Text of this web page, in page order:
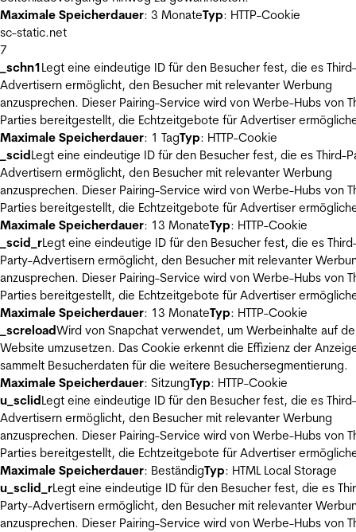
Maximale Speicherdauer: 3 MonateTyp: HTTP-Cookie
sc-static.net
7
_schn1Legt eine eindeutige ID für den Besucher fest, die es
Advertisern ermöglicht, den Besucher mit relevanter Werbung
anzusprechen. Dieser Pairing-Service wird von Werbe-Hubs von
Parties bereitgestellt, die Echtzeitgebote für Advertiser
Maximale Speicherdauer: 1 TagTyp: HTTP-Cookie
_scidLegt eine eindeutige ID für den Besucher fest, die es Third-
Advertisern ermöglicht, den Besucher mit relevanter Werbung
anzusprechen. Dieser Pairing-Service wird von Werbe-Hubs von
Parties bereitgestellt, die Echtzeitgebote für Advertiser
Maximale Speicherdauer: 13 MonateTyp: HTTP-Cookie
_scid_rLegt eine eindeutige ID für den Besucher fest, die es
Party-Advertisern ermöglicht, den Besucher mit relevanter
anzusprechen. Dieser Pairing-Service wird von Werbe-Hubs von
Parties bereitgestellt, die Echtzeitgebote für Advertiser
Maximale Speicherdauer: 13 MonateTyp: HTTP-Cookie
_screloadWird von Snapchat verwendet, um Werbeinhalte auf
Website umzusetzen. Das Cookie erkennt die Effizienz der
sammelt Besucherdaten für die weitere Besuchersegmentierung.
Maximale Speicherdauer: SitzungTyp: HTTP-Cookie
u_sclidLegt eine eindeutige ID für den Besucher fest, die es
Advertisern ermöglicht, den Besucher mit relevanter Werbung
anzusprechen. Dieser Pairing-Service wird von Werbe-Hubs von
Parties bereitgestellt, die Echtzeitgebote für Advertiser
Maximale Speicherdauer: BeständigTyp: HTML Local Storage
u_sclid_rLegt eine eindeutige ID für den Besucher fest, die es
Party-Advertisern ermöglicht, den Besucher mit relevanter
anzusprechen. Dieser Pairing-Service wird von Werbe-Hubs von